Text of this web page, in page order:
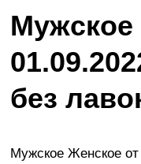
без
Мужское Женское